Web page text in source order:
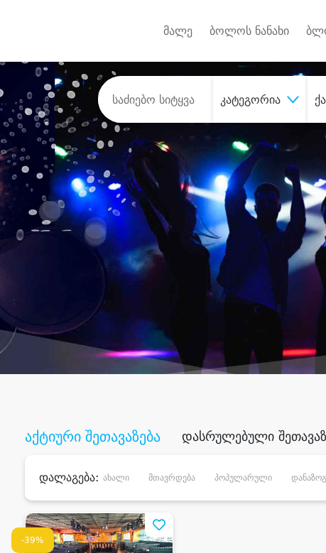
მალე ბოლოს ნანახი
კატეგორია
შეიძინე სასურველი
აქტიური შეთავაზება დასრულებული
დალაგება: ახალი მთავრდება პოპულარული
-39%